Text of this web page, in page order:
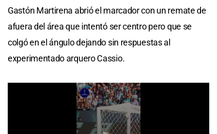
Gastón Martirena abrió el marcador con un remate de
afuera del área que intentó ser centro pero que se
colgó en el ángulo dejando sin respuestas al
experimentado arquero Cassio.